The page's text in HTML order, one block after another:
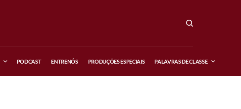
PODCAST ENTRENÓS PRODUÇÕES ESPECIAIS PALAVRAS DE CLASSE